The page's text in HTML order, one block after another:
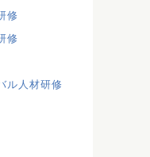
修
修
ル人材研修